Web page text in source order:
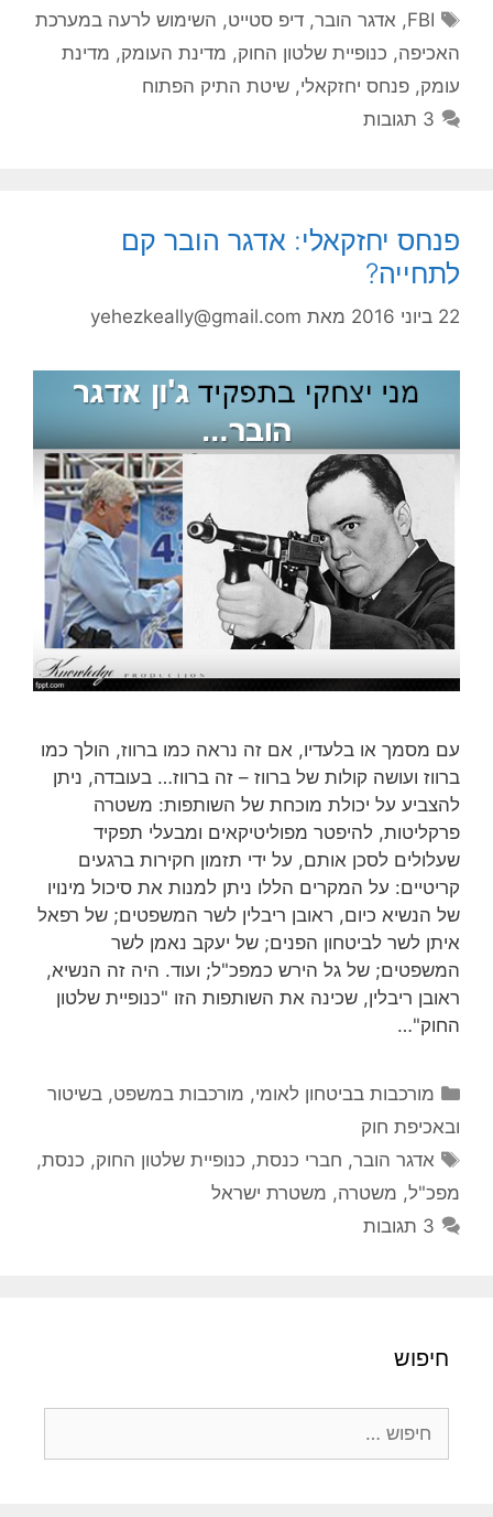
תגיות
FBI
, אדגר הובר,דיפ סטייט, השימוש לרעה במערכת
האכיפה, כנופיית שלטון החוק, מדינת העומק, מדינת
עומק, פנחס יחזקאלי, שיטת התיק הפתוח
3 תגובות
פנחס יחזקאלי: אדגר הובר קם
לתחייה?
22 ביוני 2016 מאת yehezkeally@gmail.com
עם מסמך או בלעדיו, אם זה נראה כמו ברווז, הולך כמו
ברווז ועושה קולות של ברווז – זה ברווז… בעובדה, ניתן
להצביע על יכולת מוכחת של השותפות: משטרה
פרקליטות, להיפטר מפוליטיקאים ומבעלי תפקיד
שעלולים לסכן אותם, על ידי תזמון חקירות ברגעים
קריטיים: על המקרים הללו ניתן למנות את סיכול מינויו
של הנשיא כיום, ראובן ריבלין לשר המשפטים; של רפאל
איתן לשר לביטחון הפנים; של יעקב נאמן לשר
המשפטים; של גל הירש כמפכ"ל; ועוד. היה זה הנשיא,
ראובן ריבלין, שכינה את השותפות הזו "כנופיית שלטון
החוק"…
קטגוריות
מורכבות בביטחון לאומי, מורכבות במשפט, בשיטור
ובאכיפת חוק
תגיות
אדגר הובר, חברי כנסת, כנופיית שלטון החוק, כנסת,
מפכ"ל, משטרה, משטרת ישראל
3 תגובות
חיפוש